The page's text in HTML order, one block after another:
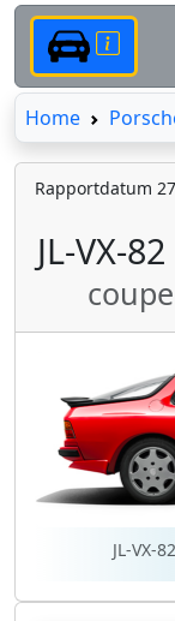
HomeHome
Rapportdatum
JL-VX-82
JL-VX-